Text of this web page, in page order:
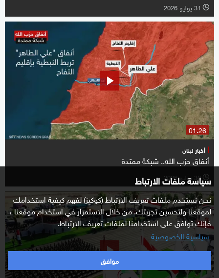
سياسة ملفات الارتباط
نحن نستخدم ملفات تعريف الارتباط (كوكيز) لفهم كيفية استخدامك
لموقعنا ولتحسين تجربتك. من خلال الاستمرار في استخدام موقعنا ،
فإنك توافق على استخدامنا لملفات تعريف الارتباط.
سياسية الخصوصية
موافق
l 31 يوليو 2026
01:26
أخبار لبنان
أنفاق حزب الله.. شبكة ممتدة
l 30 يوليو 2026